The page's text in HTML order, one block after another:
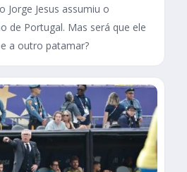
Jorge Jesus assumiu o
de Portugal. Mas será que ele
a outro patamar?